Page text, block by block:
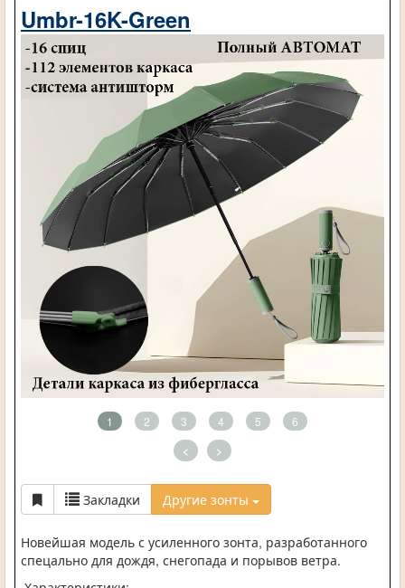
Umbr-16K-Green
1 2 3 4 5 6
< >
Закладки Другие зонты
Новейшая модель с усиленного зонта, разработанного
спецально для дождя, снегопада и порывов ветра.